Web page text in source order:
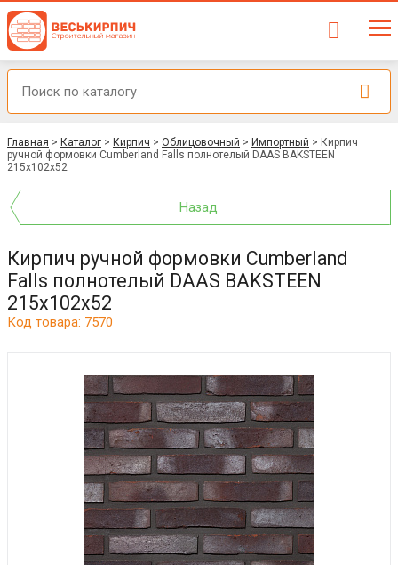
Главная > Каталог > Кирпич > Облицовочный > Импортный > Кирпич
ручной формовки Cumberland Falls полнотелый DAAS BAKSTEEN
215x102x52
Назад
Кирпич ручной формовки Cumberland
Falls полнотелый DAAS BAKSTEEN
215x102x52
Код товара: 7570